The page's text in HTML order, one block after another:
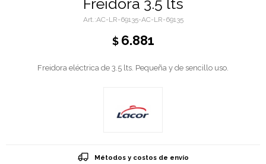
Freidora 3.5 lts
AC-LR-69135-AC-LR-69135
$ 6.881
Freidora eléctrica de 3.5 lts. Pequeña y de sencillo uso.
Métodos y costos de envío